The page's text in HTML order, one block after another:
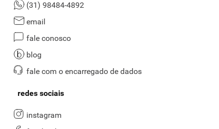
(31) 98484-4892
email
fale conosco
blog
fale com o encarregado de dados
redes sociais
instagram